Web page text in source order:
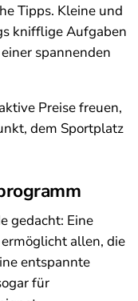
Tipps. Kleine und
knifflige Aufgaben
spannenden
Preise freuen,
dem Sportplatz
gedacht: Eine
allen, die
entspannte
für